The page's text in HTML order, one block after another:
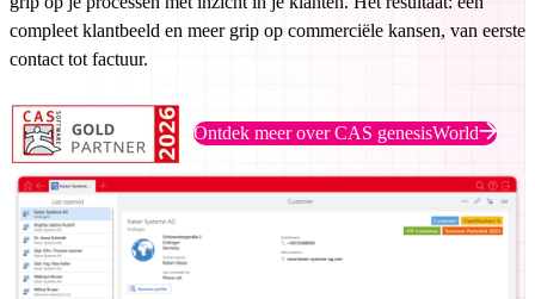
compleet klantbeeld en meer grip op commerciële kansen, van eerste
contact tot factuur.
Ontdek meer over CAS genesisWorld